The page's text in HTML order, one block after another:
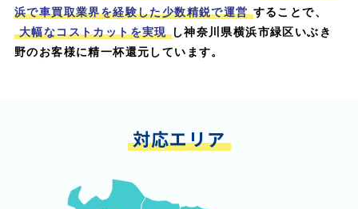
浜で車買取業界を経験した少数精鋭で運営 することで、
大幅なコストカットを実現 し神奈川県横浜市緑区いぶき
野のお客様に精一杯還元しています。
対応エリア